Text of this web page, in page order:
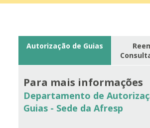
Autorização de Guias
Para mais informações
Departamento de
Guias - Sede da Afresp